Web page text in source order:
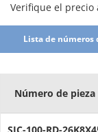
Verifique el
Lista de números
Número de pieza